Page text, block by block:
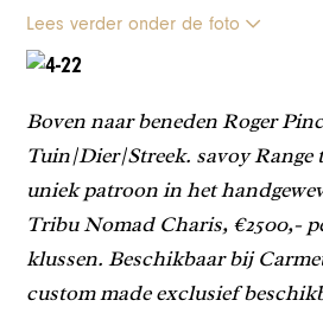
Lees verder onder de foto
Boven naar beneden Roger
Tuin|Dier|Streek. savoy Range
uniek patroon in het
Tribu Nomad Charis, €2500,-
klussen. Beschikbaar bij
custom made exclusief